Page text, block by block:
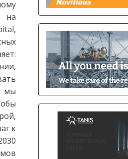
на
мы
к